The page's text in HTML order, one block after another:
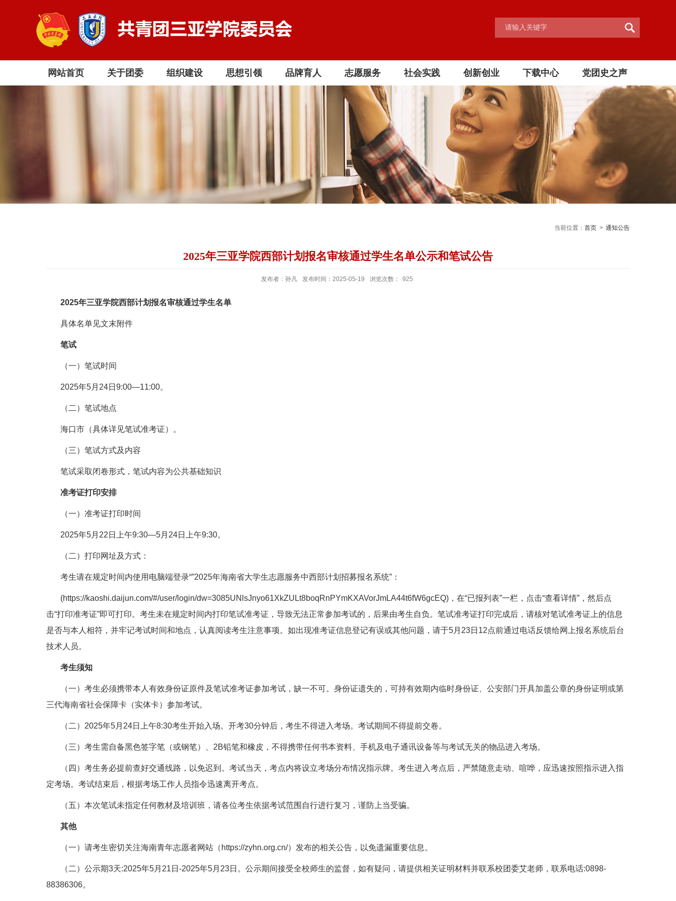
网站首页 关于团委 组织建设 思想引领 品牌育人 志愿服务 社会实践 创新创业 下载中心 党团史之声
当前位置： 首页 > 通知公告
2025年三亚学院西部计划报名审核通过学生名单公示和笔试公告
发布者：孙凡 发布时间：2025-05-19 浏览次数： 925
2025年三亚学院西部计划报名审核通过学生名单
具体名单见文末附件
笔试
（一）笔试时间
2025年5月24日9:00—11:00。
（二）笔试地点
海口市（具体详见笔试准考证）。
（三）笔试方式及内容
笔试采取闭卷形式，笔试内容为公共基础知识
准考证打印安排
（一）准考证打印时间
2025年5月22日上午9:30—5月24日上午9:30。
（二）打印网址及方式：
考生请在规定时间内使用电脑端登录“”2025年海南省大学生志愿服务中西部计划招募报名系统”：
(https://kaoshi.daijun.com/#/user/login/dw=3085UNlsJnyo61XkZULt8boqRnPYmKXAVorJmLA44t6fW6gcEQ)，在“已报列表”一栏，点击“查看详情”，然后点
击“打印准考证”即可打印。考生未在规定时间内打印笔试准考证，导致无法正常参加考试的，后果由考生自负。笔试准考证打印完成后，请核对笔试准考证上的信息
是否与本人相符，并牢记考试时间和地点，认真阅读考生注意事项。如出现准考证信息登记有误或其他问题，请于5月23日12点前通过电话反馈给网上报名系统后台
技术人员。
考生须知
（一）考生必须携带本人有效身份证原件及笔试准考证参加考试，缺一不可。身份证遗失的，可持有效期内临时身份证、公安部门开具加盖公章的身份证明或第
三代海南省社会保障卡（实体卡）参加考试。
（二）2025年5月24日上午8:30考生开始入场。开考30分钟后，考生不得进入考场。考试期间不得提前交卷。
（三）考生需自备黑色签字笔（或钢笔）、2B铅笔和橡皮，不得携带任何书本资料、手机及电子通讯设备等与考试无关的物品进入考场。
（四）考生务必提前查好交通线路，以免迟到。考试当天，考点内将设立考场分布情况指示牌。考生进入考点后，严禁随意走动、喧哗，应迅速按照指示进入指
定考场。考试结束后，根据考场工作人员指令迅速离开考点。
（五）本次笔试未指定任何教材及培训班，请各位考生依据考试范围自行进行复习，谨防上当受骗。
其他
（一）请考生密切关注海南青年志愿者网站（https://zyhn.org.cn/）发布的相关公告，以免遗漏重要信息。
（二）公示期3天:2025年5月21日-2025年5月23日。公示期间接受全校师生的监督，如有疑问，请提供相关证明材料并联系校团委艾老师，联系电话:0898-
88386306。